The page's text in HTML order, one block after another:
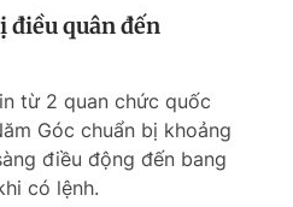
điều quân đến
từ 2 quan chức quốc
Góc chuẩn bị khoảng
điều động đến bang
có lệnh.